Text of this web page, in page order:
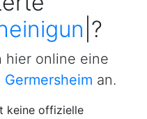
|?
hier online eine
Germersheim an.
keine offizielle